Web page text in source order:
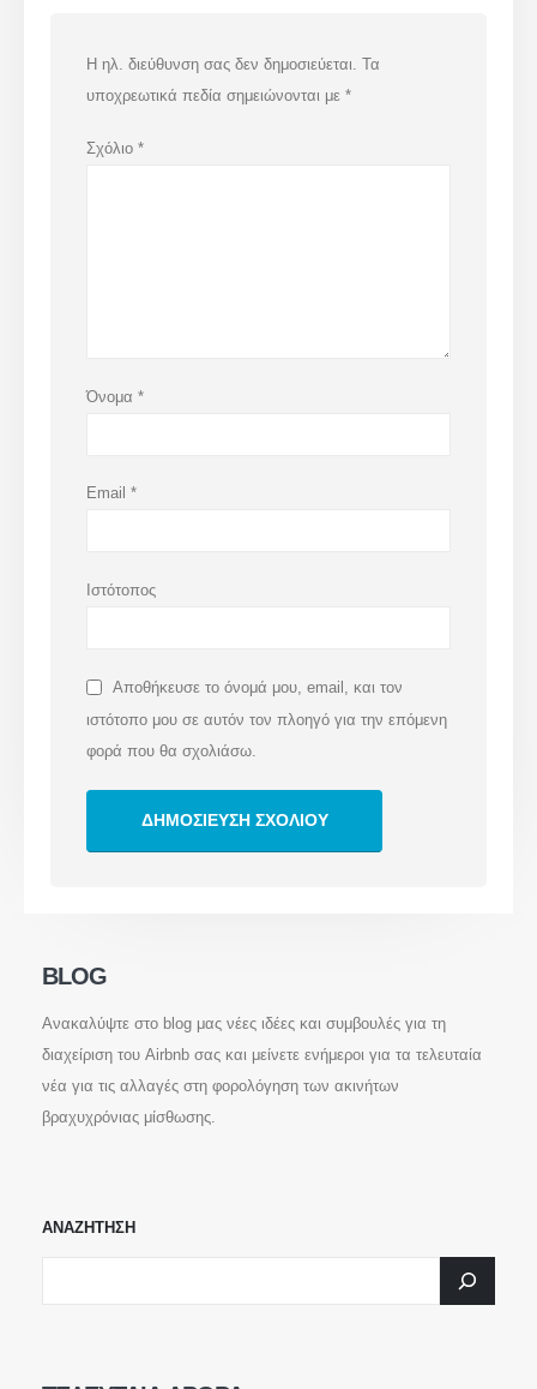
Η ηλ. διεύθυνση σας δεν δημοσιεύεται.
Τα
υποχρεωτικά πεδία σημειώνονται με*
Σχόλιο*
Όνομα*
Email*
Ιστότοπος
Αποθήκευσε το όνομά μου, email, και τον
ιστότοπο μου σε αυτόν τον πλοηγό για την επόμενη
φορά που θα σχολιάσω.
BLOG
Ανακαλύψτε στο blog μας νέες ιδέες και συμβουλές για τη
διαχείριση του Airbnb σας και μείνετε ενήμεροι για τα τελευταία
νέα για τις αλλαγές στη φορολόγηση των ακινήτων
βραχυχρόνιας μίσθωσης.
ΑΝΑΖΗΤΗΣΗ
Επικοινωνία
ΕΠΙΚΟΙΝΩΝΗΣΤΕ ΜΑΖΙ ΜΑΣ
+30 210 220 3120